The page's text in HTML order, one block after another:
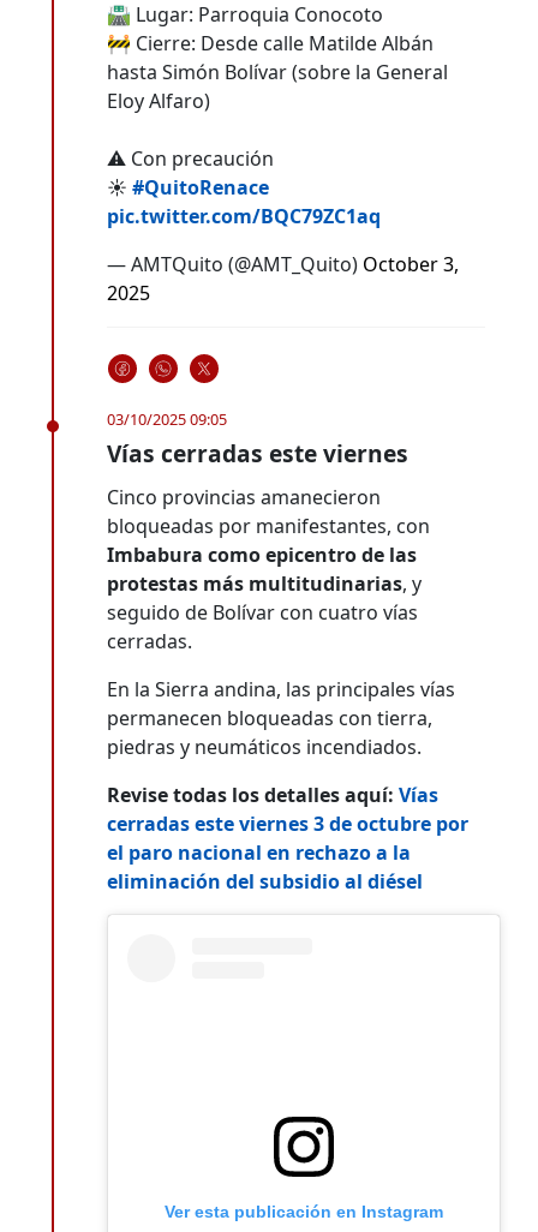
🛣️ Lugar: Parroquia Conocoto
🚧 Cierre: Desde calle Matilde Albán
hasta Simón Bolívar (sobre la General
Eloy Alfaro)
⚠️ Con precaución
☀#QuitoRenace
pic.twitter.com/BQC79ZC1aq
— AMTQuito (@AMT_Quito) October 3,
2025
03/10/2025 09:05
Vías cerradas este viernes
Cinco provincias amanecieron
bloqueadas por manifestantes, con
Imbabura como epicentro de las
protestas más multitudinarias, y
seguido de Bolívar con cuatro vías
cerradas.
En la Sierra andina, las principales vías
permanecen bloqueadas con tierra,
piedras y neumáticos incendiados.
Revise todas los detalles aquí:Vías
cerradas este viernes 3 de octubre por
el paro nacional en rechazo a la
eliminación del subsidio al diésel
Ver esta publicación en Instagram